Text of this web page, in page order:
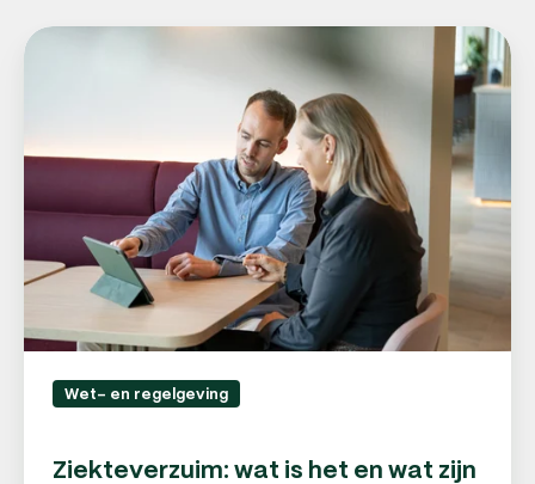
Ziekteverzuim:
en
zijn
regels?
Wet- en regelgeving
Ziekteverzuim: wat is het en wat zijn